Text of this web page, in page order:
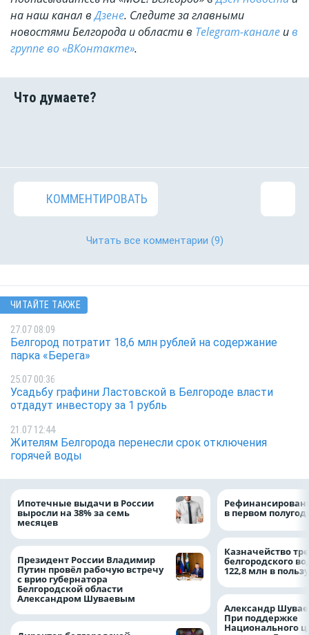
на наш канал вДзене. Cледите за главными
новостями Белгорода и области в Telegram-канале ив
группе во «ВКонтакте».
КОММЕНТИРОВАТЬ
Читать все комментарии (9)
ЧИТАЙТЕ ТАКЖЕ
27.07 08:09
Белгород потратит 18,6 млн рублей на содержание
парка «Берега»
25.07 00:36
Усадьбу графини Ластовской в Белгороде власти
отдадут инвестору за 1 рубль
21.07 12:44
Жителям Белгорода перенесли срок отключения
горячей воды
Ипотечные выдачи в России
выросли на 38% за семь
месяцев
Президент России Владимир
Путин провёл рабочую встречу
с врио губернатора
Белгородской области
Александром Шуваевым
в первом
Казначейство
белгородского
122,8 млн в
Александр
При поддержке
Национального